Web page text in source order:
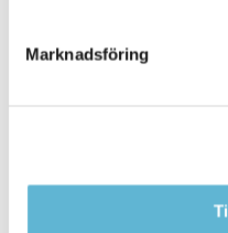
Marknadsföring
avgift